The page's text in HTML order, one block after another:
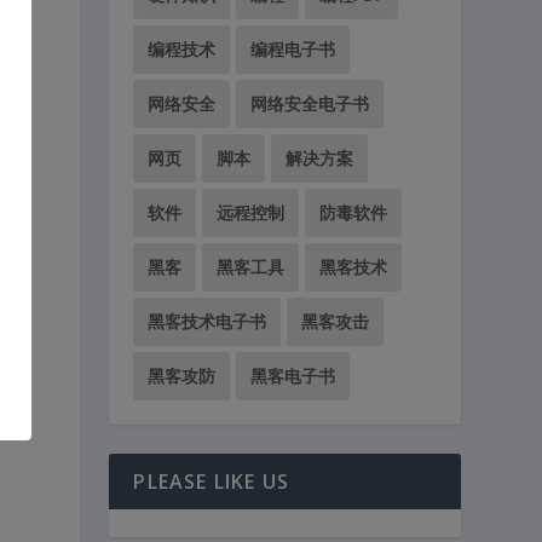
编程技术 编程电子书
网络安全 网络安全电子书
网页 脚本 解决方案
软件 远程控制 防毒软件
黑客 黑客工具 黑客技术
黑客技术电子书 黑客攻击
黑客攻防 黑客电子书
PLEASE LIKE US